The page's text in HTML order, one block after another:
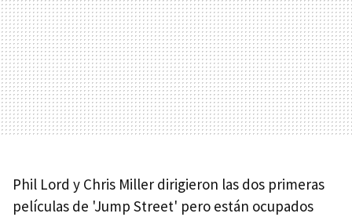
Phil Lord y Chris Miller dirigieron las dos primeras
películas de 'Jump Street' pero están ocupados